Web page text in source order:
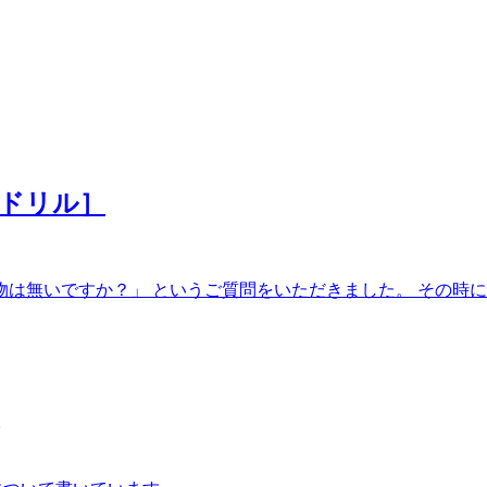
リル］
無いですか？」 というご質問をいただきました。 その時